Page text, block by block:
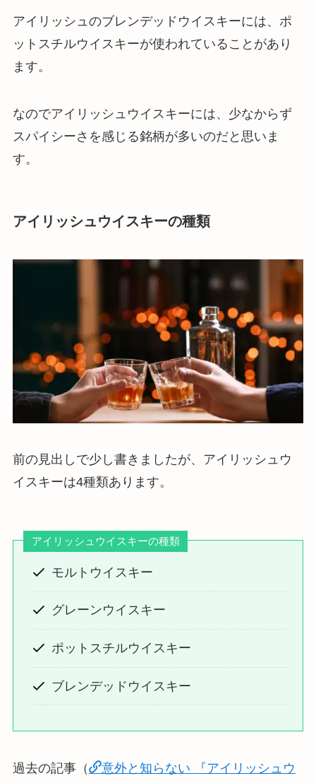
アイリッシュのブレンデッドウイスキーには、ポ
ットスチルウイスキーが使われていることがあり
ます。
なのでアイリッシュウイスキーには、少なからず
スパイシーさを感じる銘柄が多いのだと思いま
す。
アイリッシュウイスキーの種類
前の見出しで少し書きましたが、アイリッシュウ
イスキーは4種類あります。
アイリッシュウイスキーの種類
モルトウイスキー
グレーンウイスキー
ポットスチルウイスキー
ブレンデッドウイスキー
過去の記事（
意外と知らない 『アイリッシュウ